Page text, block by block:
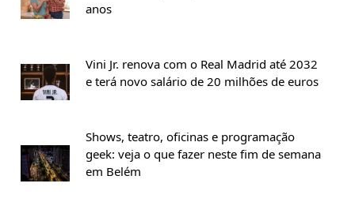
anos
Vini Jr. renova com o Real Madrid até 2032
e terá novo salário de 20 milhões de euros
Shows, teatro, oficinas e programação
geek: veja o que fazer neste fim de semana
em Belém